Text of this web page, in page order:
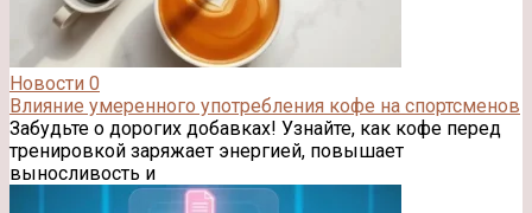
Новости 0
Влияние умеренного употребления кофе на спортсменов
Забудьте о дорогих добавках! Узнайте, как кофе перед
тренировкой заряжает энергией, повышает
выносливость и